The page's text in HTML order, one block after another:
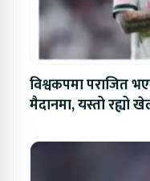
विश्वकपमा पराजित
मैदानमा, यस्तो रह्यो